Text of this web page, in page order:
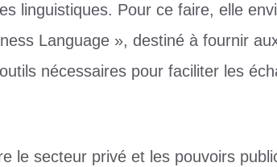
linguistiques. Pour ce faire, elle
Language », destiné à fournir
nécessaires pour faciliter les
le secteur privé et les pouvoirs